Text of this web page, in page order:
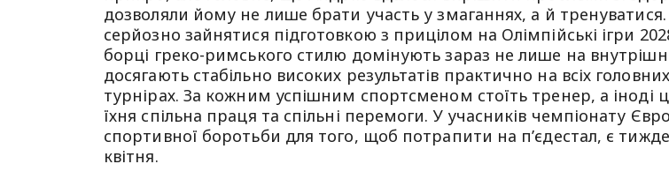
дозволяли йому не лише брати участь у змаганнях, а й
серйозно зайнятися підготовкою з прицілом на Олімпійські ігри
борці греко-римського стилю домінують зараз не лише на
досягають стабільно високих результатів практично на всіх
турнірах. За кожним успішним спортсменом стоїть тренер, а іноді
їхня спільна праця та спільні перемоги. У учасників чемпіонату
спортивної боротьби для того, щоб потрапити на п’єдестал, є
квітня.